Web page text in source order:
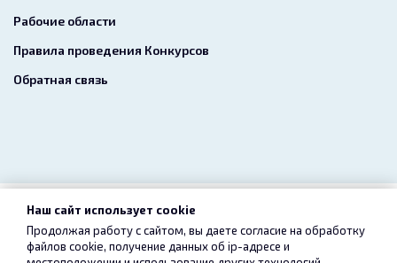
Рабочие области
Правила проведения Конкурсов
Обратная связь
2026 freelance.boutique
Пользовательское соглашение Конфиденциальность
Наш сайт использует cookie
Продолжая работу с сайтом, вы даете согласие на обработку
файлов cookie, получение данных об ip-адресе и